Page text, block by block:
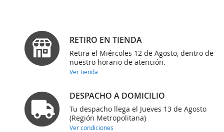
RETIRO EN TIENDA
Retira el Miércoles 12 de Agosto, dentro de
nuestro horario de atención.
Ver tienda
DESPACHO A DOMICILIO
Tu despacho llega el Jueves 13 de Agosto
(Región Metropolitana)
Ver condiciones